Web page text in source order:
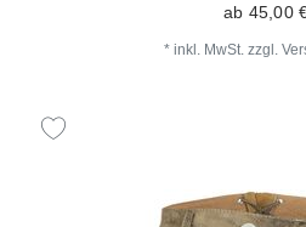
ab 45,00
* inkl. MwSt. zzgl.